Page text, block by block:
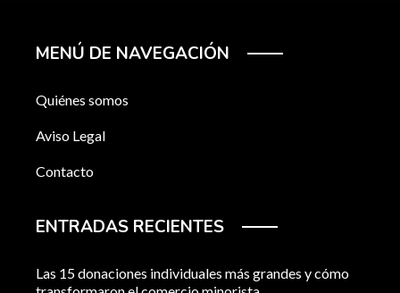
MENÚ DE NAVEGACIÓN
Quiénes somos
Aviso Legal
Contacto
ENTRADAS RECIENTES
Las 15 donaciones individuales más grandes y cómo